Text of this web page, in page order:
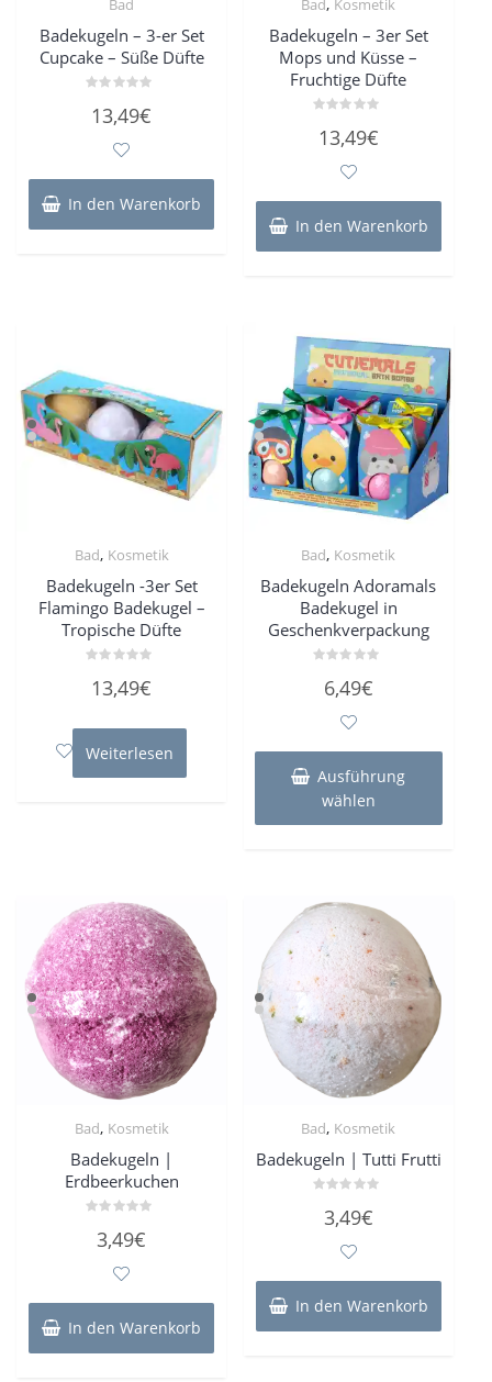
Bad
Badekugeln – 3-er Set
Cupcake – Süße Düfte
mit
13,49€
In den Warenkorb
Bad, Kosmetik
Badekugeln – 3er Set
Mops und Küsse –
Fruchtige Düfte
mit
13,49€
In den Warenkorb
Bad, Kosmetik
Badekugeln -3er Set
Flamingo Badekugel –
Tropische Düfte
mit
5
13,49€
Weiterlesen
Bad, Kosmetik
Badekugeln Adoramals
Badekugel in
Geschenkverpackung
mit6,49€
Ausführung
wählen
Dieses
Bad, Kosmetik
Badekugeln |
Erdbeerkuchen
mit
3,49€
In den Warenkorb
Bad, Kosmetik
Badekugeln | Tutti Frutti
mit
3,49€
In den Warenkorb